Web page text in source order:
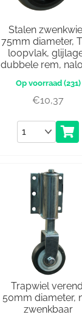
Stalen
75mm diameter,
loopvlak,
dubbele rem,
(231)
€10,37
Aantal
Trapwiel
50mm diameter,
zwenkbaar